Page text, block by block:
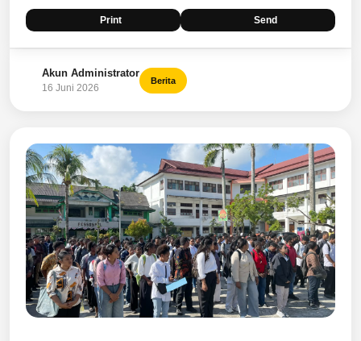
Print Send
Akun Administrator
16 Juni 2026
Berita